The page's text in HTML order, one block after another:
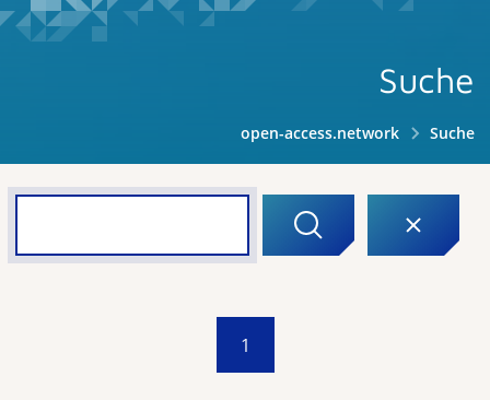
Suche
open-access.network Suche
1